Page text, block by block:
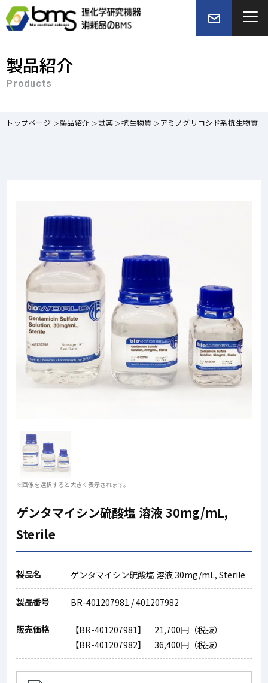
製品紹介
Products
トップページ 製品紹介 試薬 抗生物質 アミノグリコシド系抗生物質
※画像を選択すると大きく表示されます。
ゲンタマイシン硫酸塩 溶液 30mg/mL,
Sterile
製品名 ゲンタマイシン硫酸塩 溶液 30mg/mL, Sterile
製品番号 BR-401207981 / 401207982
販売価格
【BR-401207981】 21,700円（税抜）
【BR-401207982】 36,400円（税抜）